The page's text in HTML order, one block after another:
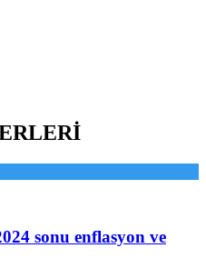
sonu enflasyon ve